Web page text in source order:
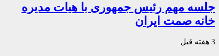
جلسه مهم رئیس جمهوری با هیات مدیره
خانه صمت ایران
3 هفته قبل